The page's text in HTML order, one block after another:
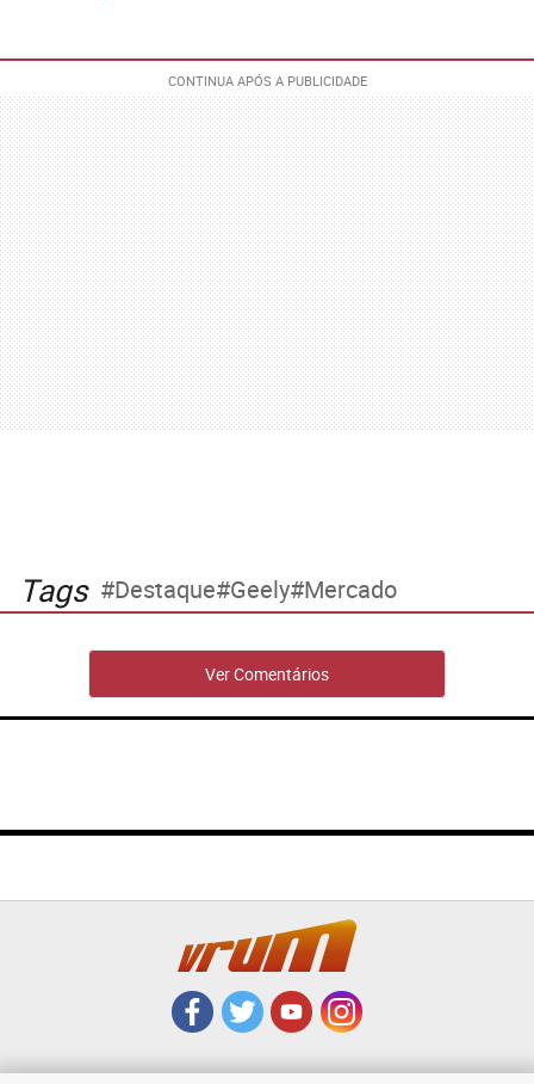
Tags Destaque Geely Mercado
Ver Comentários